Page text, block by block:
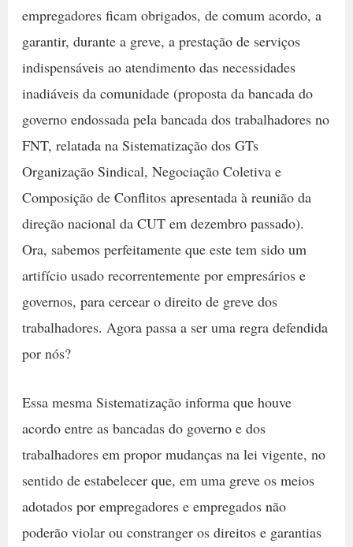
empregadores ficam obrigados, de comum acordo, a
garantir, durante a greve, a prestação de serviços
indispensáveis ao atendimento das necessidades
inadiáveis da comunidade (proposta da bancada do
governo endossada pela bancada dos trabalhadores no
FNT, relatada na Sistematização dos GTs
Organização Sindical, Negociação Coletiva e
Composição de Conflitos apresentada à reunião da
direção nacional da CUT em dezembro passado).
Ora, sabemos perfeitamente que este tem sido um
artifício usado recorrentemente por empresários e
governos, para cercear o direito de greve dos
trabalhadores. Agora passa a ser uma regra defendida
por nós?
Essa mesma Sistematização informa que houve
acordo entre as bancadas do governo e dos
trabalhadores em propor mudanças na lei vigente, no
sentido de estabelecer que, em uma greve os meios
adotados por empregadores e empregados não
poderão violar ou constranger os direitos e garantias